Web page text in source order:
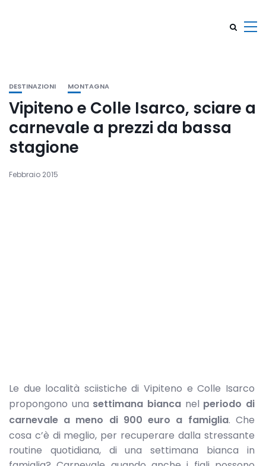
DESTINAZIONI MONTAGNA
Vipiteno e Colle Isarco, sciare a
carnevale a prezzi da bassa
stagione
Febbraio 2015
Le due località sciistiche di Vipiteno e Colle Isarco
propongono una settimana biancanel periodo di
carnevale a meno di 900 euro a famiglia. Che
cosa c’è di meglio, per recuperare dalla stressante
routine quotidiana, di una settimana bianca in